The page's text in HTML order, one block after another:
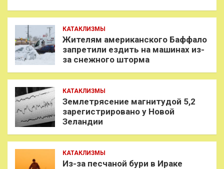
КАТАКЛИЗМЫ
Жителям американского Баффало
запретили ездить на машинах из-
за снежного шторма
КАТАКЛИЗМЫ
Землетрясение магнитудой 5,2
зарегистрировано у Новой
Зеландии
КАТАКЛИЗМЫ
Из-за песчаной бури в Ираке